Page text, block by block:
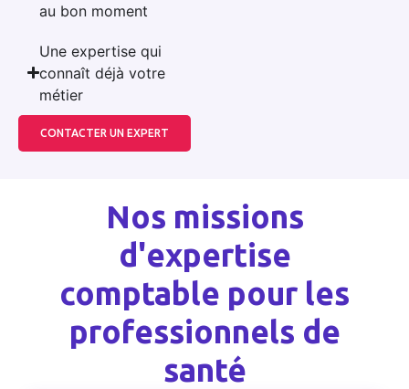
au bon moment
Une expertise qui
connaît déjà votre
métier
CONTACTER UN EXPERT
Nos missions
d'expertise
comptable pour les
professionnels de
santé